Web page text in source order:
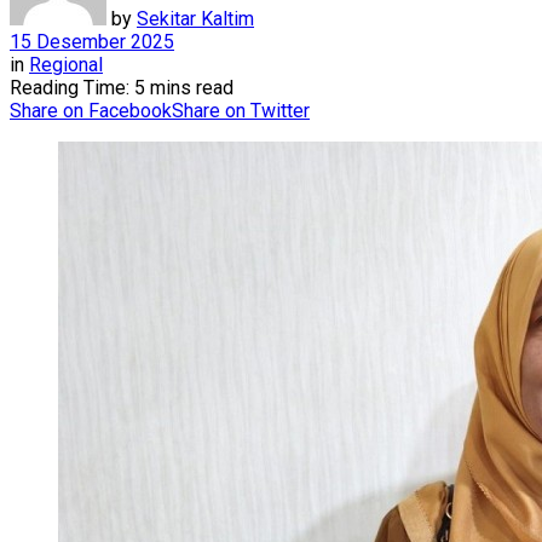
by Sekitar Kaltim
15 Desember 2025
in Regional
Reading Time: 5 mins read
Share on FacebookShare on Twitter